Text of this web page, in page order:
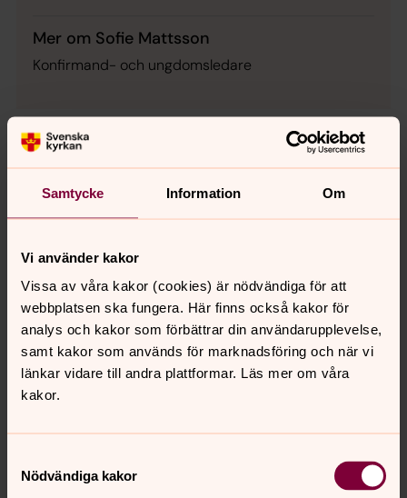
Samtycke Information Om
Vi använder kakor
Vissa av våra kakor (cookies) är nödvändiga för att
webbplatsen ska fungera. Här finns också kakor för
analys och kakor som förbättrar din användarupplevelse,
samt kakor som används för marknadsföring och när vi
länkar vidare till andra plattformar. Läs mer om våra
kakor.
Nödvändiga kakor
Mer om Sofie Mattsson
Konfirmand- och ungdomsledare
Therese Onelius